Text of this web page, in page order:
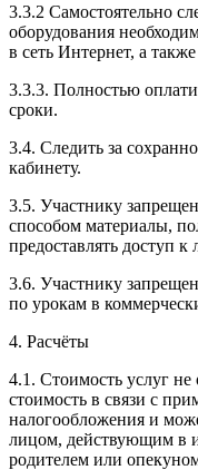
3.3.2 Самостоятельно
оборудования
в сеть Интернет, а
3.3.3. Полностью
сроки.
3.4. Следить за
кабинету.
3.5. Участнику
способом материалы,
предоставлять доступ
3.6. Участнику
по урокам в
4. Расчёты
4.1. Cтоимость услуг
стоимость в связи с
налогообложения и
лицом, действующим в
родителем или